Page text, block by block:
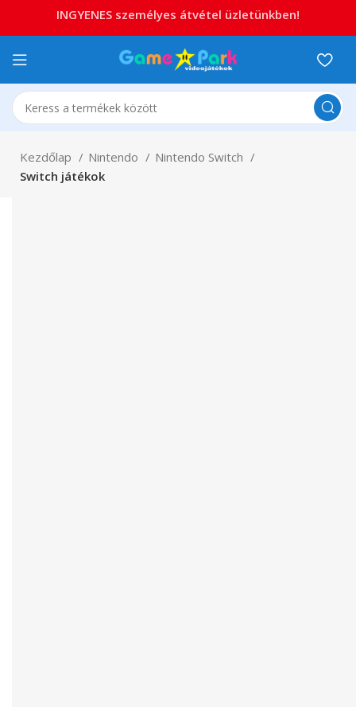
Kezdőlap Nintendo
Nintendo Switch
Switch játékok
INGYENES személyes átvétel üzletünkben!